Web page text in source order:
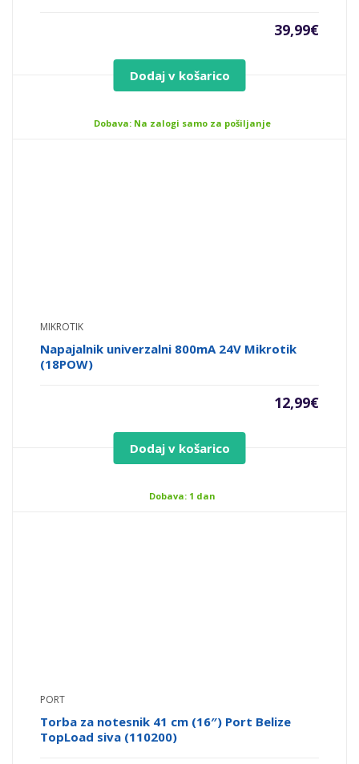
39,99€
Dodaj v košarico
Dobava: Na zalogi samo za pošiljanje
MIKROTIK
Napajalnik univerzalni 800mA 24V Mikrotik
(18POW)
12,99€
Dodaj v košarico
Dobava: 1 dan
PORT
Torba za notesnik 41 cm (16″) Port Belize
TopLoad siva (110200)